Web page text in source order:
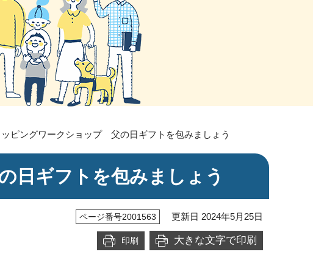
ピングワークショップ 父の日ギフトを包みましょう
日ギフトを包みましょう
ページ番号2001563 更新日 2024年5月25日
印刷 大きな文字で印刷